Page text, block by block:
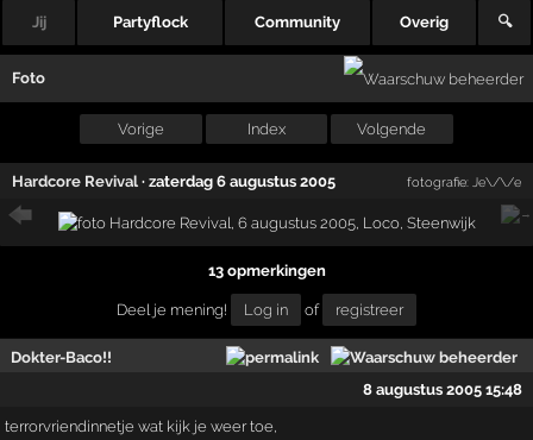
Jij Partyflock Community Overig 🔍
Foto
Vorige Index Volgende
Hardcore Revival ·zaterdag 6 augustus 2005 fotografie: Je\/\/e
13 opmerkingen
Deel je mening! Log in of registreer
Dokter-Baco!!
8 augustus 2005 15:48
terrorvriendinnetje wat kijk je weer toe,